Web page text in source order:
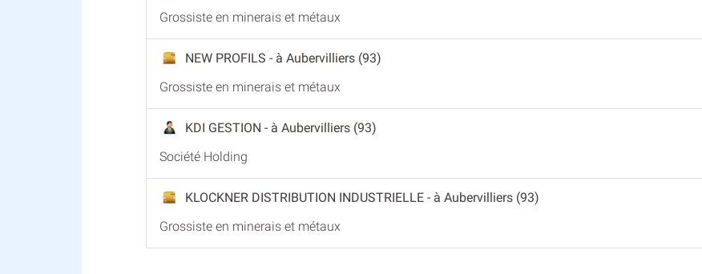
Grossiste en minerais et métaux
NEW PROFILS - à Aubervilliers (93)
Grossiste en minerais et métaux
KDI GESTION - à Aubervilliers (93)
Société Holding
KLOCKNER DISTRIBUTION INDUSTRIELLE - à Aubervilliers (93)
Grossiste en minerais et métaux